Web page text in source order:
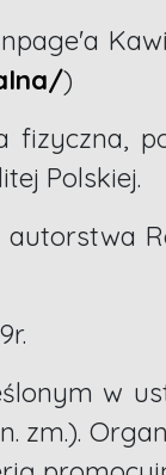
)
Polskiej.
w
zm.).